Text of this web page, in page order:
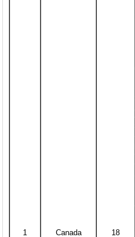
1 Canada 18